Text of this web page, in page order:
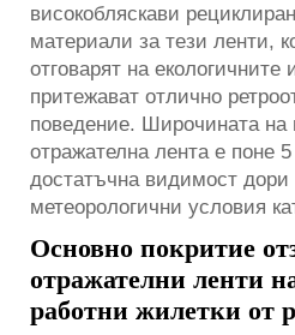
високобляскави
материали за тези ленти,
отговарят на екологичните
притежават отлично
поведение. Широчината на
отражателна лента е поне
достатъчна видимост дори
метеорологични условия
Основно покритие
отражателни ленти
работни жилетки от